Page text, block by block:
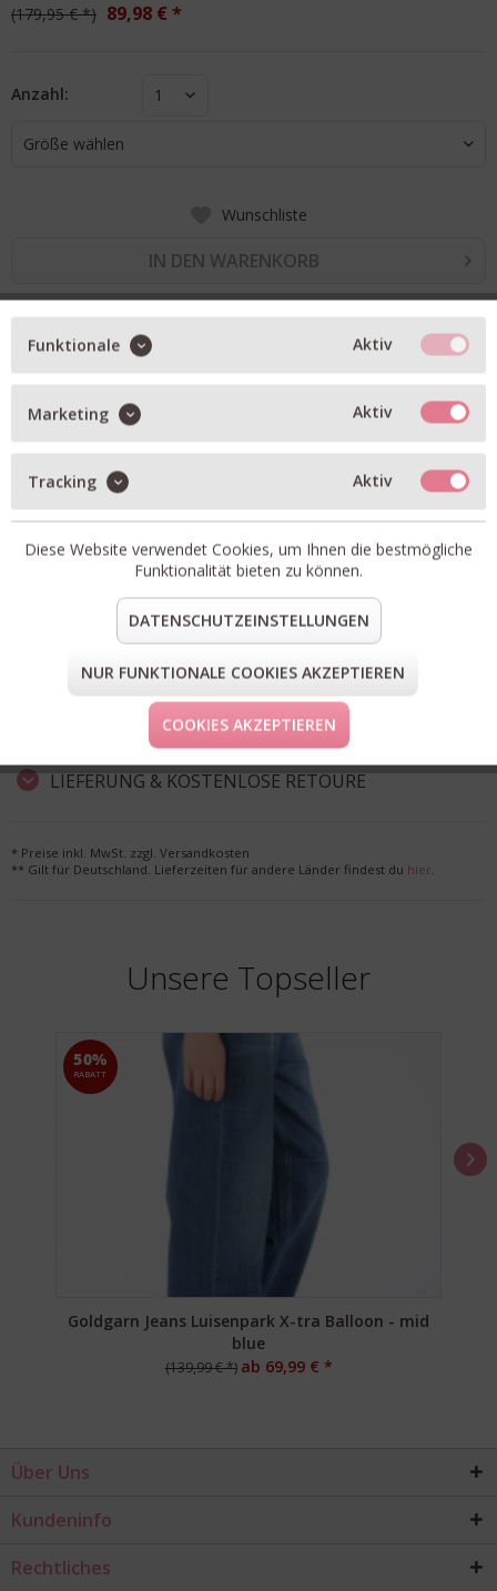
179,95 € * 89,98 € *
Anzahl: 1
Größe wählen
Wunschliste
IN DEN WARENKORB
BESCHREIBUNG
Zottel-Jacke in black
mit Häkchen-Verschluss
unterlegt
dezenter Glitzerfaden
0094821-6878.2
Material:
Oberstoff: 100% Polyester; Futter: 97%
Polyester, 3% Elasthan
FORM & GRÖSSE
LIEFERUNG & KOSTENLOSE RETOURE
* Preise inkl. MwSt. zzgl. Versandkosten
** Gilt für Deutschland. Lieferzeiten für andere Länder findest du hier.
Unsere Topseller
50%
RABATT
Goldgarn Jeans Luisenpark X-tra Balloon - mid
blue
(139,99 € *) ab 69,99 € *
Über Uns
Kundeninfo
Rechtliches
Funktionale Aktiv
Marketing Aktiv
Tracking Aktiv
Diese Website verwendet Cookies, um Ihnen die bestmögliche
Funktionalität bieten zu können.
DATENSCHUTZEINSTELLUNGEN
NUR FUNKTIONALE COOKIES AKZEPTIEREN
COOKIES AKZEPTIEREN